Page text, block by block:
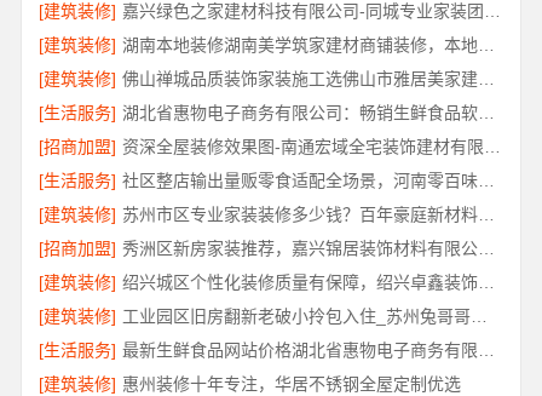
[建筑装修]
[建筑装修]
[建筑装修]
佛山禅城品质装饰家装施工选佛山市雅居美家建筑装饰工程有限公司
[生活服务]
湖北省惠物电子商务有限公司：畅销生鲜食品软件功能全解析
[招商加盟]
[生活服务]
社区整店输出量贩零食适配全场景，河南零百味供应链有限公司专业加盟服务
[建筑装修]
苏州市区专业家装装修多少钱？百年豪庭新材料有限公司透明报价
[招商加盟]
秀洲区新房家装推荐，嘉兴锦居装饰材料有限公司一站式整装
[建筑装修]
绍兴城区个性化装修质量有保障，绍兴卓鑫装饰材料有限公司
[建筑装修]
工业园区旧房翻新老破小拎包入住_苏州兔哥哥智装新材料有限公司
[生活服务]
[建筑装修] 惠州装修十年专注，华居不锈钢全屋定制优选